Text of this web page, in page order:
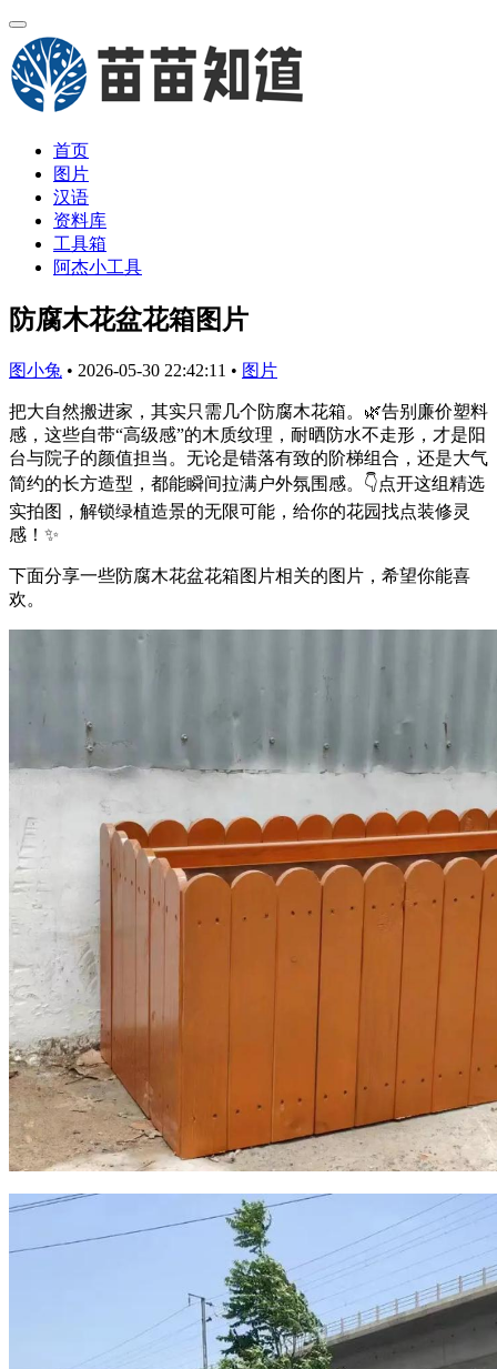
首页
图片
汉语
资料库
工具箱
阿杰小工具
防腐木花盆花箱图片
图小兔 • 2026-05-30 22:42:11 • 图片
把大自然搬进家，其实只需几个防腐木花箱。🌿告别廉价塑料
感，这些自带“高级感”的木质纹理，耐晒防水不走形，才是阳
台与院子的颜值担当。无论是错落有致的阶梯组合，还是大气
简约的长方造型，都能瞬间拉满户外氛围感。👇点开这组精选
实拍图，解锁绿植造景的无限可能，给你的花园找点装修灵
感！✨
下面分享一些防腐木花盆花箱图片相关的图片，希望你能喜
欢。